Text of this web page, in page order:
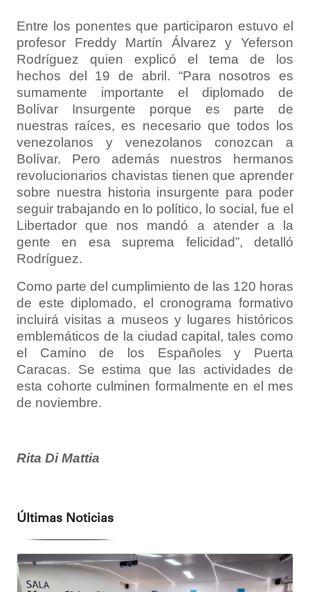
Entre los ponentes que participaron estuvo el
profesor Freddy Martín Álvarez y Yeferson
Rodríguez quien explicó el tema de los
hechos del 19 de abril. “Para nosotros es
sumamente importante el diplomado de
Bolívar Insurgente porque es parte de
nuestras raíces, es necesario que todos los
venezolanos y venezolanos conozcan a
Bolívar. Pero además nuestros hermanos
revolucionarios chavistas tienen que aprender
sobre nuestra historia insurgente para poder
seguir trabajando en lo político, lo social, fue el
Libertador que nos mandó a atender a la
gente en esa suprema felicidad”, detalló
Rodríguez.
Como parte del cumplimiento de las 120 horas
de este diplomado, el cronograma formativo
incluirá visitas a museos y lugares históricos
emblemáticos de la ciudad capital, tales como
el Camino de los Españoles y Puerta
Caracas. Se estima que las actividades de
esta cohorte culminen formalmente en el mes
de noviembre.
Rita Di Mattia
Últimas Noticias